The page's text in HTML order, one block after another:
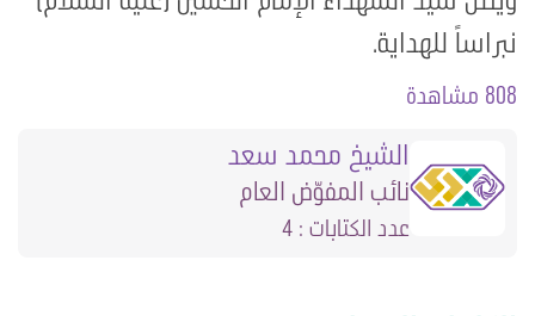
نبراساً للهداية.
808 مشاهدة
الشيخ محمد سعد
نائب المفوّض العام
عدد الكتابات : 4